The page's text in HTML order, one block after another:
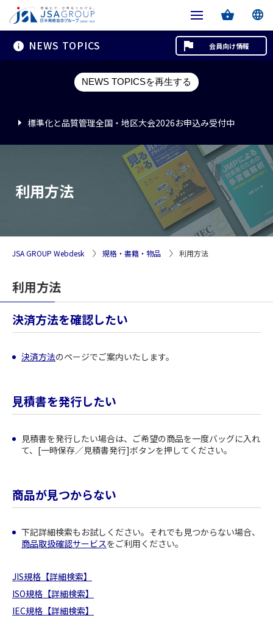
NEWS TOPICS
NEWS TOPICSを再生する
標準化と品質管理全国・地区大会2026お申込み受付中
標準化と品質管理全国・地区大会2026お申込み受付中
標準化と品質管理全国・地区大会2026お申込み受付中
会員向け情報
利用方法
JSA GROUP Webdesk 規格・書籍・物品 利用方法
利用方法
決済方法を確認したい
決済方法のページでご案内いたします。
見積書を発行したい
見積書を発行したい場合は、ご希望の商品を一度バッグに入れ
て、[一時保存／見積書発行]ボタンを押してください。
商品が見つからない
下記詳細検索もお試しください。それでも見つからない場合、
商品取扱確認サービスをご利用ください。
JIS規格【詳細検索】
ISO規格【詳細検索】
IEC規格【詳細検索】